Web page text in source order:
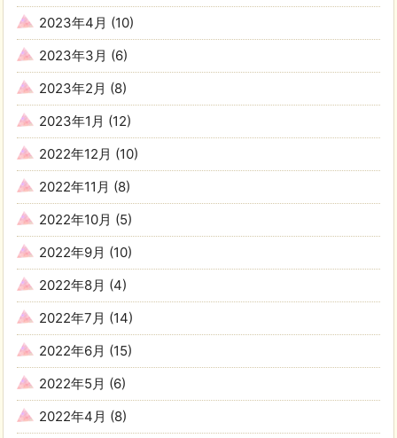
2023年4月 (10)
2023年3月 (6)
2023年2月 (8)
2023年1月 (12)
2022年12月 (10)
2022年11月 (8)
2022年10月 (5)
2022年9月 (10)
2022年8月 (4)
2022年7月 (14)
2022年6月 (15)
2022年5月 (6)
2022年4月 (8)